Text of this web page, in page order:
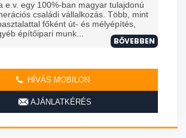
e.v. egy 100%-ban magyar tulajdonú
családi vállalkozás. Több, mint
főként út- és mélyépítés,
építőipari munk...
BŐVEBBEN
HÍVÁS MOBILON
AJÁNLATKÉRÉS